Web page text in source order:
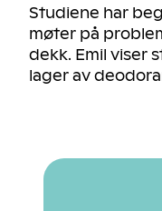
Studiene har
møter på
dekk. Emil viser
lager av